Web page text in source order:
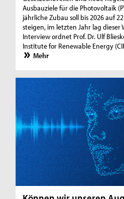
Ausbauziele für die Photovoltaik
jährliche Zubau soll bis 2026 auf
steigen, im letzten Jahr lag dieser
Interview ordnet Prof. Dr. Ulf
Institute for Renewable Energy
Mehr